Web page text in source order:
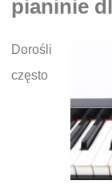
pianinie
Dorośli
często